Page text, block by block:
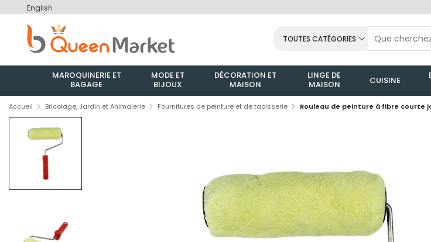
English
TOUTES CATÉGORIES
MAROQUINERIE ET
BAGAGE
MODE ET
BIJOUX
DÉCORATION ET
MAISON
LINGE DE
MAISON
CUISINE
Accueil Bricolage, Jardin et Animalerie Fournitures de peinture et de tapisserie Rouleau de peinture à fibre courte